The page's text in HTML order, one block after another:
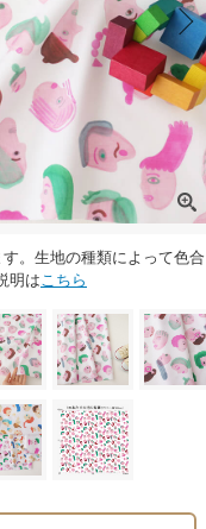
。生地の種類によって色合
明はこちら